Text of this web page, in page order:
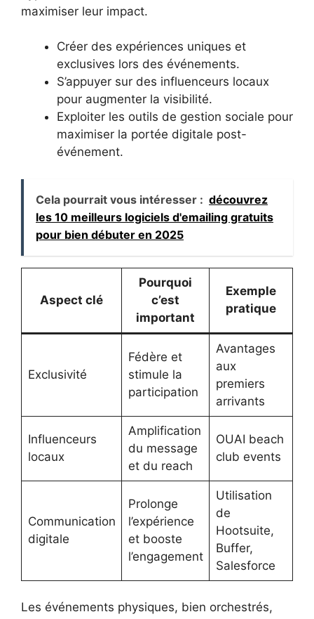
maximiser leur impact.
Créer des expériences uniques et
exclusives lors des événements.
S’appuyer sur des influenceurs locaux
pour augmenter la visibilité.
Exploiter les outils de gestion sociale pour
maximiser la portée digitale post-
événement.
Cela pourrait vous intéresser : découvrez
les 10 meilleurs logiciels d'emailing gratuits
pour bien débuter en 2025
Aspect clé
Pourquoi
c’est
important
Exemple
pratique
Exclusivité
Fédère et
stimule la
participation
Avantages
aux
premiers
arrivants
Influenceurs
locaux
Amplification
du message
et du reach
OUAI beach
club events
Communication
digitale
Prolonge
l’expérience
et booste
l’engagement
Utilisation
de
Hootsuite,
Buffer,
Salesforce
Les événements physiques, bien orchestrés,